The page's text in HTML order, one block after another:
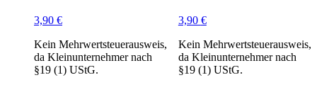
3,90 €
Kein Mehrwertsteuerausweis,
da Kleinunternehmer nach
§19 (1) UStG.
3,90 €
Kein Mehrwertsteuerausweis,
da Kleinunternehmer nach
§19 (1) UStG.